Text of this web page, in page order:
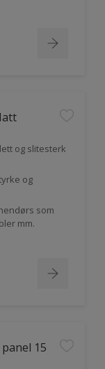
og slitesterk
og
som
mm.
15